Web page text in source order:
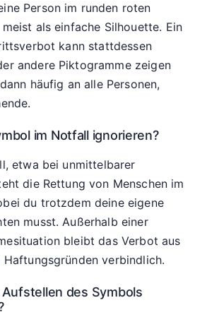
Person im runden roten
als einfache Silhouette. Ein
kann stattdessen
andere Piktogramme zeigen
häufig an alle Personen,
im Notfall ignorieren?
etwa bei unmittelbarer
die Rettung von Menschen im
du trotzdem deine eigene
musst. Außerhalb einer
bleibt das Verbot aus
verbindlich.
des Symbols